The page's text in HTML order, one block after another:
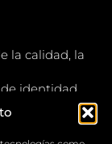
la calidad, la
identidad.